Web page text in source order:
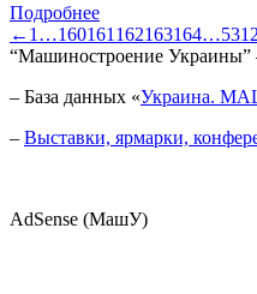
Подробнее
← 1 …160161 162163164…5312
“Машиностроение Украины”
– База данных «Украина.
– Выставки, ярмарки,
AdSense (МашУ)